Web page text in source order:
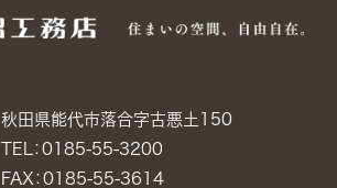
秋田県能代市落合字古悪土150
TEL：0185-55-3200
FAX：0185-55-3614